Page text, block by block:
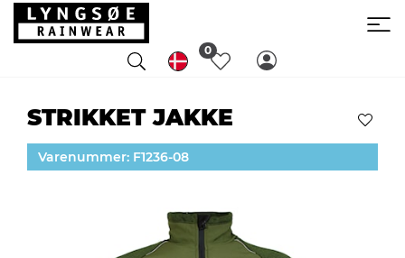
0
STRIKKET JAKKE
Varenummer: F1236-08